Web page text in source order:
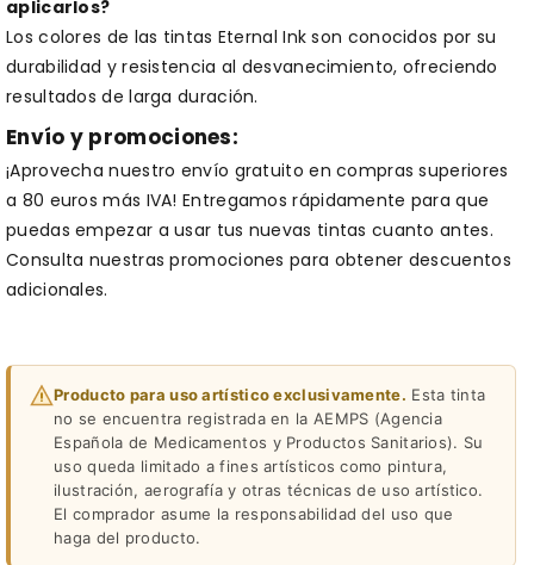
aplicarlos?
Los colores de las tintas Eternal Ink son conocidos por su
durabilidad y resistencia al desvanecimiento, ofreciendo
resultados de larga duración.
Envío y promociones:
¡Aprovecha nuestro envío gratuito en compras superiores
a 80 euros más IVA! Entregamos rápidamente para que
puedas empezar a usar tus nuevas tintas cuanto antes.
Consulta nuestras promociones para obtener descuentos
adicionales.
Producto para uso artístico exclusivamente. Esta tinta
no se encuentra registrada en la AEMPS (Agencia
Española de Medicamentos y Productos Sanitarios). Su
uso queda limitado a fines artísticos como pintura,
ilustración, aerografía y otras técnicas de uso artístico.
El comprador asume la responsabilidad del uso que
haga del producto.